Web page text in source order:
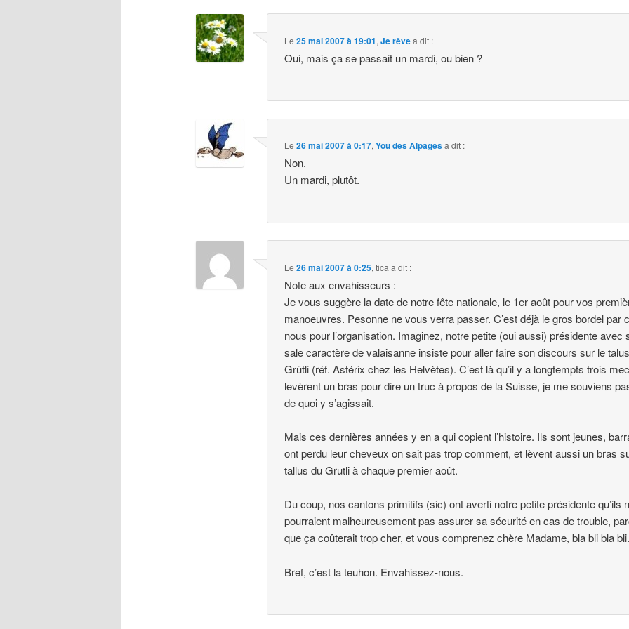
Le25 mai 2007 à 19:01,Je rêvea dit :
Oui, mais ça se passait un mardi, ou bien ?
Le26 mai 2007 à 0:17,You des Alpagesa dit :
Non.
Un mardi, plutôt.
Le26 mai 2007 à 0:25,tica a dit :
Note aux envahisseurs :
Je vous suggère la date de notre fête nationale, le 1er août pour vos
manoeuvres. Pesonne ne vous verra passer. C’est déjà le gros bordel par
nous pour l’organisation. Imaginez, notre petite (oui aussi) présidente avec
sale caractère de valaisanne insiste pour aller faire son discours sur le
Grütli (réf. Astérix chez les Helvètes). C’est là qu’il y a longtempts trois
levèrent un bras pour dire un truc à propos de la Suisse, je me souviens
de quoi y s’agissait.
Mais ces dernières années y en a qui copient l’histoire. Ils sont jeunes,
ont perdu leur cheveux on sait pas trop comment, et lèvent aussi un bras
tallus du Grutli à chaque premier août.
Du coup, nos cantons primitifs (sic) ont averti notre petite présidente qu’ils
pourraient malheureusement pas assurer sa sécurité en cas de trouble,
que ça coûterait trop cher, et vous comprenez chère Madame, bla bli bla
Bref, c’est la teuhon. Envahissez-nous.